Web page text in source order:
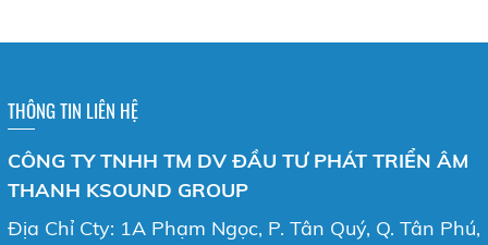
THÔNG TIN LIÊN HỆ
CÔNG TY TNHH TM DV ĐẦU TƯ PHÁT TRIỂN ÂM
THANH KSOUND GROUP
Địa Chỉ Cty: 1A Phạm Ngọc, P. Tân Quý, Q. Tân Phú,